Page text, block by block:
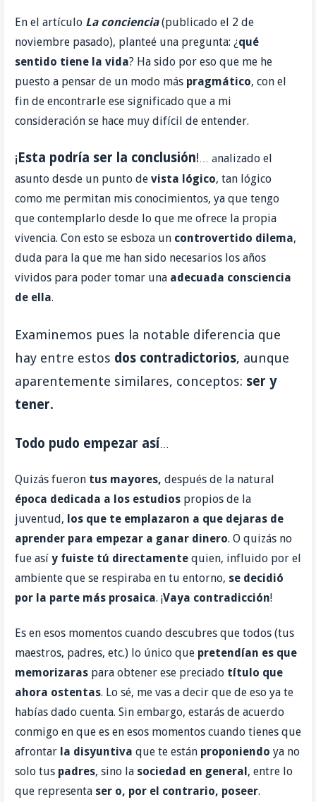
i
r
En el artículo La conciencia(publicado el 2 de
noviembre pasado), planteé una pregunta: ¿qué
sentido tiene la vida? Ha sido por eso que me he
puesto a pensar de un modo más pragmático, con el
fin de encontrarle ese significado que a mi
consideración se hace muy difícil de entender.
¡ Esta podría ser la conclusión!… analizado el
asunto desde un punto de vista lógico, tan lógico
como me permitan mis conocimientos, ya que tengo
que contemplarlo desde lo que me ofrece la propia
vivencia. Con esto se esboza un controvertido dilema,
duda para la que me han sido necesarios los años
vividos para poder tomar una adecuada consciencia
de ella.
Examinemos pues la notable diferencia que
hay entre estos dos contradictorios, aunque
aparentemente similares, conceptos: ser y
tener.
Todo pudo empezar así
Quizás fueron tus mayores, después de la natural
época dedicada a los estudiospropios de la
juventud, los que te emplazaron a que dejaras de
aprender para empezar a ganar dinero. O quizás no
fue así y fuiste tú directamentequien, influido por el
ambiente que se respiraba en tu entorno, se decidió
por la parte más prosaica. ¡Vaya contradicción!
Es en esos momentos cuando descubres que todos (tus
maestros, padres, etc.) lo único que pretendían es que
memorizaraspara obtener ese preciado título que
ahora ostentas. Lo sé, me vas a decir que de eso ya te
habías dado cuenta. Sin embargo, estarás de acuerdo
conmigo en que es en esos momentos cuando tienes que
afrontar la disyuntiva que te están proponiendo ya no
solo tus padres, sino la sociedad en general, entre lo
que representa ser o, por el contrario, poseer.